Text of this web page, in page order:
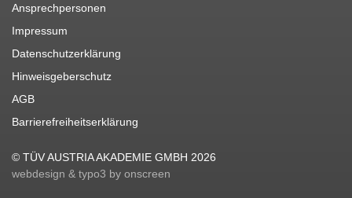
Ansprechpersonen
Impressum
Datenschutzerklärung
Hinweisgeberschutz
AGB
Barrierefreiheitserklärung
© TÜV AUSTRIA AKADEMIE GMBH 2026
webdesign & typo3 by onscreen